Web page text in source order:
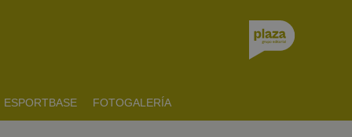
ESPORTBASE FOTOGALERÍA